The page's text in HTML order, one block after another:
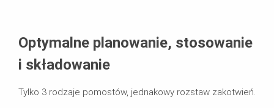
Optymalne planowanie, stosowanie
i składowanie
Tylko 3 rodzaje pomostów, jednakowy rozstaw zakotwień.